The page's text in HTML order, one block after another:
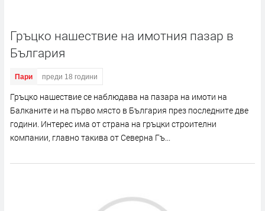
Гръцко нашествие на имотния пазар в
България
Пари преди 18 години
Гръцко нашествие се наблюдава на пазара на имоти на
Балканите и на първо място в България през последните две
години. Интерес има от страна на гръцки строителни
компании, главно такива от Северна Гъ...